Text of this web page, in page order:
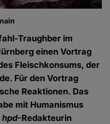
Traughber im
einen Vortrag
Fleischkonsums, der
Für den Vortrag
Reaktionen. Das
mit Humanismus
hpd-Redakteurin